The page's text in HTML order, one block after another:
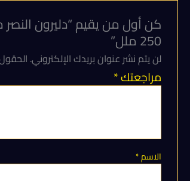
كن أول من يقيم “دليرون
250 ملل”
لن يتم نشر عنوان بريدك الإلكتروني.
مراجعتك*
الاسم*